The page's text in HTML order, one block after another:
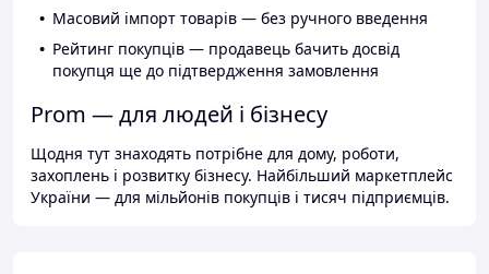
Масовий імпорт товарів — без ручного введення
Рейтинг покупців — продавець бачить досвід
покупця ще до підтвердження замовлення
Prom — для людей і бізнесу
Щодня тут знаходять потрібне для дому, роботи,
захоплень і розвитку бізнесу. Найбільший маркетплейс
України — для мільйонів покупців і тисяч підприємців.